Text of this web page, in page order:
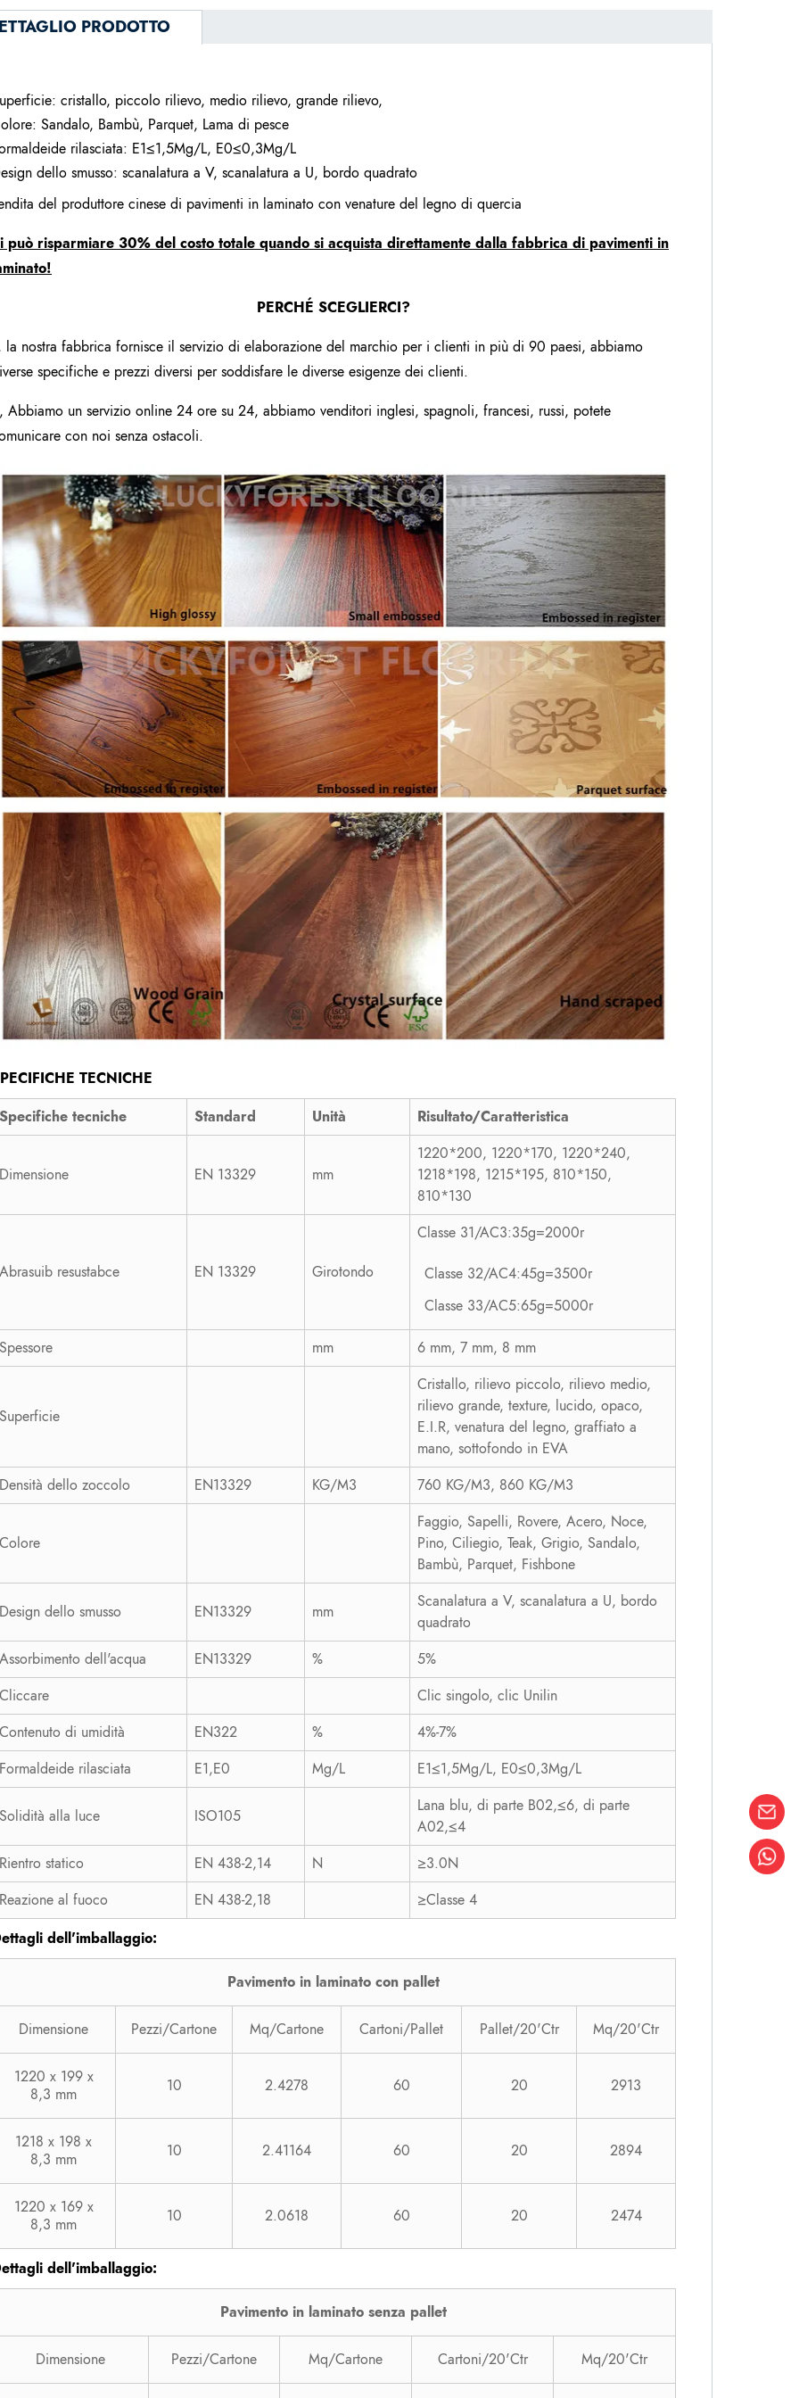
PRODOTTO
cristallo, piccolo rilievo, medio rilievo, grande rilievo,
Sandalo, Bambù, Parquet, Lama di pesce
rilasciata: E1≤1,5Mg/L, E0≤0,3Mg/L
dello smusso: scanalatura a V, scanalatura a U, bordo quadrato
del produttore cinese di pavimenti in laminato con venature del legno di quercia
può risparmiare 30% del costo totale quando si acquista direttamente dalla fabbrica di pavimenti in
PERCHÉ SCEGLIERCI?
la nostra fabbrica fornisce il servizio di elaborazione del marchio per i clienti in più di 90 paesi, abbiamo
specifiche e prezzi diversi per soddisfare le diverse esigenze dei clienti.
Abbiamo un servizio online 24 ore su 24, abbiamo venditori inglesi, spagnoli, francesi, russi, potete
con noi senza ostacoli.
TECNICHE
Specifiche tecniche
Standard Unità Risultato/Caratteristica
Dimensione EN 13329 mm
1220*200, 1220*170, 1220*240,
1218*198, 1215*195, 810*150,
810*130
Abrasuib resustabce EN 13329 Girotondo
Classe 31/AC3:35g=2000r
Classe 32/AC4:45g=3500r
Classe 33/AC5:65g=5000r
Spessore mm 6 mm, 7 mm, 8 mm
Superficie
Cristallo, rilievo piccolo, rilievo medio,
rilievo grande, texture, lucido, opaco,
E.I.R, venatura del legno, graffiato a
mano, sottofondo in EVA
Densità dello zoccolo
EN13329 KG/M3 760 KG/M3, 860 KG/M3
Colore
Faggio, Sapelli, Rovere, Acero, Noce,
Pino, Ciliegio, Teak, Grigio, Sandalo,
Bambù, Parquet, Fishbone
Design dello smusso EN13329 mm
Scanalatura a V, scanalatura a U, bordo
quadrato
Assorbimento dell'acqua
EN13329 %
5%
Cliccare
Clic singolo, clic Unilin
Contenuto di umidità
EN322 %
4%-7%
Formaldeide rilasciata
E1,E0 Mg/L E1≤1,5Mg/L, E0≤0,3Mg/L
Solidità alla luce ISO105
Lana blu, di parte B02,≤6, di parte
A02,≤4
Rientro statico
EN 438-2,14 N
≥3.0N
Reazione al fuoco
EN 438-2,18
≥Classe 4
dell'imballaggio:
Pavimento in laminato con pallet
Dimensione Pezzi/Cartone Mq/Cartone Cartoni/Pallet Pallet/20'Ctr Mq/20'Ctr
1220 x 199 x
8,3 mm
10 2.4278 60 20 2913
1218 x 198 x
8,3 mm
10 2.41164 60 20 2894
1220 x 169 x
8,3 mm
10 2.0618 60 20 2474
dell'imballaggio:
Pavimento in laminato senza pallet
Dimensione Pezzi/Cartone Mq/Cartone Cartoni/20'Ctr Mq/20'Ctr